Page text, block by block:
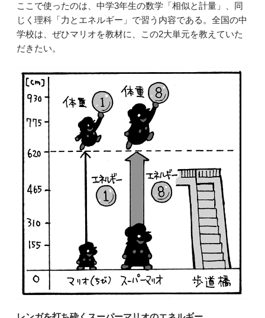
ここで使ったのは、中学3年生の数学「相似と計量」、同
じく理科「力とエネルギー」で習う内容である。全国の中
学校は、ぜひマリオを教材に、この2大単元を教えていた
だきたい。